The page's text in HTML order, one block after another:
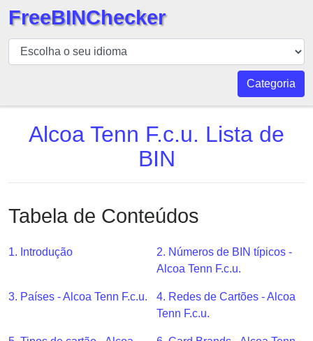
BIN
Verificador
BIN
Número
API
BIN
Generator
BIN
Checker
BIN
Generator
FreeBINChecker
Categoria
Alcoa Tenn F.c.u. Lista de
BIN
Tabela de Conteúdos
1. Introdução
2. Números de BIN típicos -
Alcoa Tenn F.c.u.
3. Países - Alcoa Tenn F.c.u.
4. Redes de Cartões - Alcoa
Tenn F.c.u.